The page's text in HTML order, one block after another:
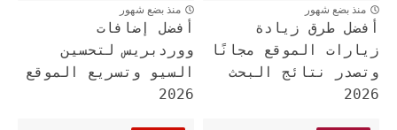
منذ بضع شهور
أفضل طرق زيادة
زيارات الموقع مجانًا
وتصدر نتائج البحث
2026
منذ بضع شهور
أفضل إضافات
ووردبريس لتحسين
السيو وتسريع الموقع
2026